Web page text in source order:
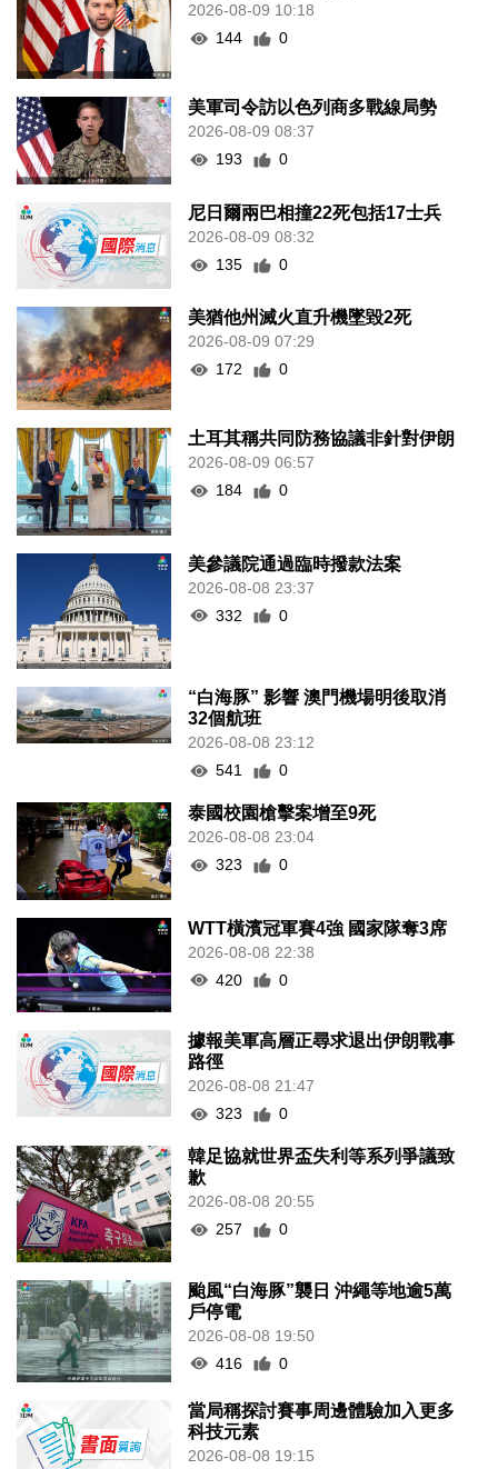
2026-08-09 10:18
144
0
美軍司令訪以色列商多戰線局勢
2026-08-09 08:37
193
0
尼日爾兩巴相撞22死包括17士兵
2026-08-09 08:32
135
0
美猶他州滅火直升機墜毀2死
2026-08-09 07:29
172
0
土耳其稱共同防務協議非針對伊朗
2026-08-09 06:57
184
0
美參議院通過臨時撥款法案
2026-08-08 23:37
332
0
“白海豚” 影響 澳門機場明後取消
32個航班
2026-08-08 23:12
541
0
泰國校園槍擊案增至9死
2026-08-08 23:04
323
0
WTT橫濱冠軍賽4強 國家隊奪3席
2026-08-08 22:38
420
0
據報美軍高層正尋求退出伊朗戰事
路徑
2026-08-08 21:47
323
0
韓足協就世界盃失利等系列爭議致
歉
2026-08-08 20:55
257
0
颱風“白海豚”襲日 沖繩等地逾5萬
戶停電
2026-08-08 19:50
416
0
當局稱探討賽事周邊體驗加入更多
科技元素
2026-08-08 19:15